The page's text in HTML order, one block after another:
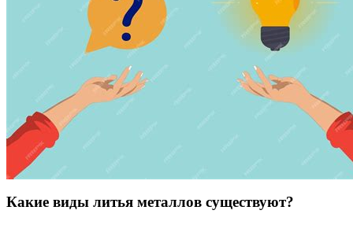
Какие виды литья металлов существуют?